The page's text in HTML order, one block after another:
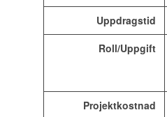
Uppdragstid
Roll/Uppgift
Projektkostnad